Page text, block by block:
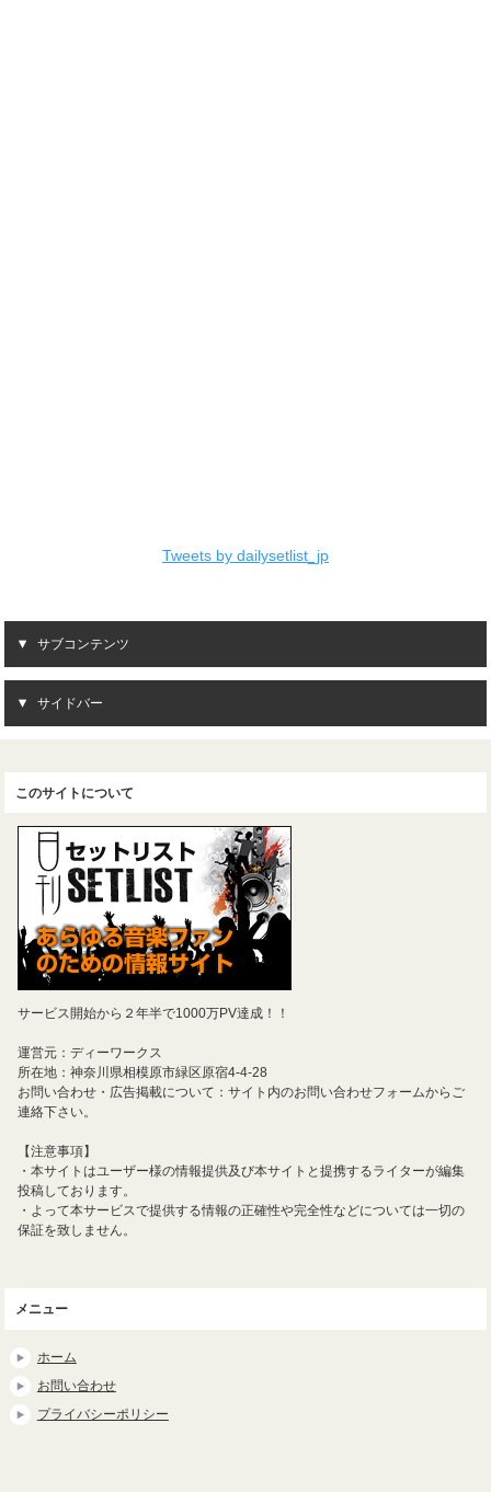
Tweets by dailysetlist_jp
サブコンテンツ
サイドバー
このサイトについて
サービス開始から２年半で1000万PV達成！！
運営元：ディーワークス
所在地：神奈川県相模原市緑区原宿4-4-28
お問い合わせ・広告掲載について：サイト内のお問い合わせフォームからご
連絡下さい。
【注意事項】
・本サイトはユーザー様の情報提供及び本サイトと提携するライターが編集
投稿しております。
・よって本サービスで提供する情報の正確性や完全性などについては一切の
保証を致しません。
メニュー
ホーム
お問い合わせ
プライバシーポリシー